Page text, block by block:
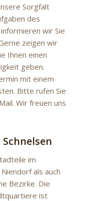
Sorgfalt
des
wir Sie
zeigen wir
Ihnen einen
geben.
mit einem
Bitte rufen Sie
Wir freuen uns
im
als auch
Bezirke. Die
ist